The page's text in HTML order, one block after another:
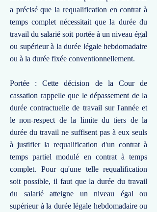
a précisé que la requalification en contrat à
temps complet nécessitait que la durée du
travail du salarié soit portée à un niveau égal
ou supérieur à la durée légale hebdomadaire
ou à la durée fixée conventionnellement.
Portée : Cette décision de la Cour de
cassation rappelle que le dépassement de la
durée contractuelle de travail sur l'année et
le non-respect de la limite du tiers de la
durée du travail ne suffisent pas à eux seuls
à justifier la requalification d'un contrat à
temps partiel modulé en contrat à temps
complet. Pour qu'une telle requalification
soit possible, il faut que la durée du travail
du salarié atteigne un niveau égal ou
supérieur à la durée légale hebdomadaire ou